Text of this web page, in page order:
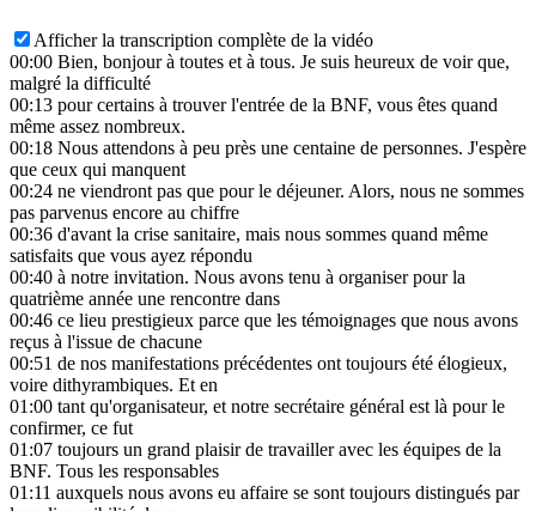
Afficher la transcription complète de la vidéo
00:00 Bien, bonjour à toutes et à tous. Je suis heureux de voir que,
malgré la difficulté
00:13 pour certains à trouver l'entrée de la BNF, vous êtes quand
même assez nombreux.
00:18 Nous attendons à peu près une centaine de personnes. J'espère
que ceux qui manquent
00:24 ne viendront pas que pour le déjeuner. Alors, nous ne sommes
pas parvenus encore au chiffre
00:36 d'avant la crise sanitaire, mais nous sommes quand même
satisfaits que vous ayez répondu
00:40 à notre invitation. Nous avons tenu à organiser pour la
quatrième année une rencontre dans
00:46 ce lieu prestigieux parce que les témoignages que nous avons
reçus à l'issue de chacune
00:51 de nos manifestations précédentes ont toujours été élogieux,
voire dithyrambiques. Et en
01:00 tant qu'organisateur, et notre secrétaire général est là pour le
confirmer, ce fut
01:07 toujours un grand plaisir de travailler avec les équipes de la
BNF. Tous les responsables
01:11 auxquels nous avons eu affaire se sont toujours distingués par